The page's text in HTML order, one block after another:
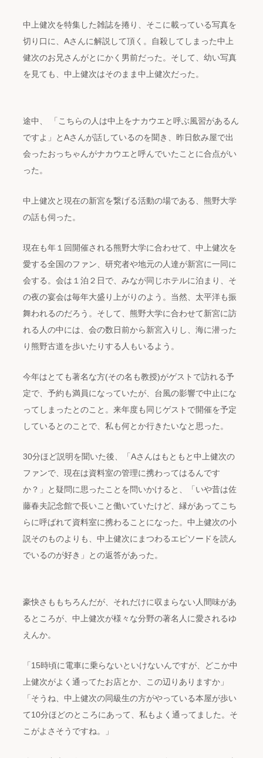
中上健次を特集した雑誌を捲り、そこに載っている写真を
切り口に、Aさんに解説して頂く。自殺してしまった中上
健次のお兄さんがとにかく男前だった。そして、幼い写真
を見ても、中上健次はそのまま中上健次だった。
途中、 「こちらの人は中上をナカウエと呼ぶ風習があるん
ですよ」とAさんが話しているのを聞き、昨日飲み屋で出
会ったおっちゃんがナカウエと呼んでいたことに合点がい
った。
中上健次と現在の新宮を繋げる活動の場である、熊野大学
の話も伺った。
現在も年１回開催される熊野大学に合わせて、中上健次を
愛する全国のファン、研究者や地元の人達が新宮に一同に
会する。会は１泊２日で、みなが同じホテルに泊まり、そ
の夜の宴会は毎年大盛り上がりのよう。当然、太平洋も振
舞われるのだろう。そして、熊野大学に合わせて新宮に訪
れる人の中には、会の数日前から新宮入りし、海に潜った
り熊野古道を歩いたりする人もいるよう。
今年はとても著名な方(その名も教授)がゲストで訪れる予
定で、予約も満員になっていたが、台風の影響で中止にな
ってしまったとのこと。来年度も同じゲストで開催を予定
しているとのことで、私も何とか行きたいなと思った。
30分ほど説明を聞いた後、「Aさんはもともと中上健次の
ファンで、現在は資料室の管理に携わってはるんです
か？」と疑問に思ったことを問いかけると、「いや昔は佐
藤春夫記念館で長いこと働いていたけど、縁があってこち
らに呼ばれて資料室に携わることになった。中上健次の小
説そのものよりも、中上健次にまつわるエピソードを読ん
でいるのが好き」との返答があった。
豪快さももちろんだが、それだけに収まらない人間味があ
るところが、中上健次が様々な分野の著名人に愛されるゆ
えんか。
「15時頃に電車に乗らないといけないんですが、どこか中
上健次がよく通ってたお店とか、この辺りありますか」
「そうね、中上健次の同級生の方がやっている本屋が歩い
て10分ほどのところにあって、私もよく通ってました。そ
こがよさそうですね。」